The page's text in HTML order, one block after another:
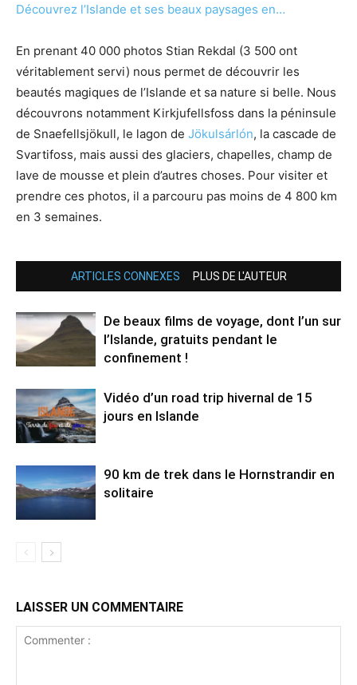
Découvrez l’Islande et ses beaux paysages en…
En prenant 40 000 photos Stian Rekdal (3 500 ont
véritablement servi) nous permet de découvrir les
beautés magiques de l’Islande et sa nature si belle. Nous
découvrons notamment Kirkjufellsfoss dans la péninsule
de Snaefellsjökull, le lagon de Jökulsárlón, la cascade de
Svartifoss, mais aussi des glaciers, chapelles, champ de
lave de mousse et plein d’autres choses. Pour visiter et
prendre ces photos, il a parcouru pas moins de 4 800 km
en 3 semaines.
ARTICLES CONNEXES PLUS DE L'AUTEUR
De beaux films de voyage, dont l’un sur
l’Islande, gratuits pendant le
confinement !
Vidéo d’un road trip hivernal de 15
jours en Islande
90 km de trek dans le Hornstrandir en
solitaire
LAISSER UN COMMENTAIRE